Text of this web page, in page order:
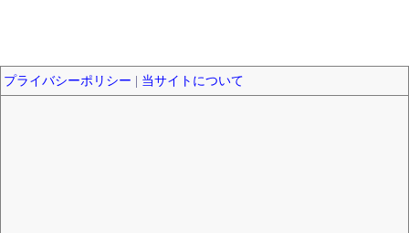
プライバシーポリシー | 当サイトについて